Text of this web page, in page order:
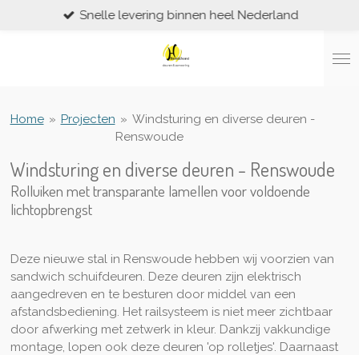
Snelle levering binnen heel Nederland
Home » Projecten » Windsturing en diverse deuren -
Renswoude
Windsturing en diverse deuren - Renswoude
Rolluiken met transparante lamellen voor voldoende
lichtopbrengst
Deze nieuwe stal in Renswoude hebben wij voorzien van
sandwich schuifdeuren. Deze deuren zijn elektrisch
aangedreven en te besturen door middel van een
afstandsbediening. Het railsysteem is niet meer zichtbaar
door afwerking met zetwerk in kleur. Dankzij vakkundige
montage, lopen ook deze deuren 'op rolletjes'. Daarnaast